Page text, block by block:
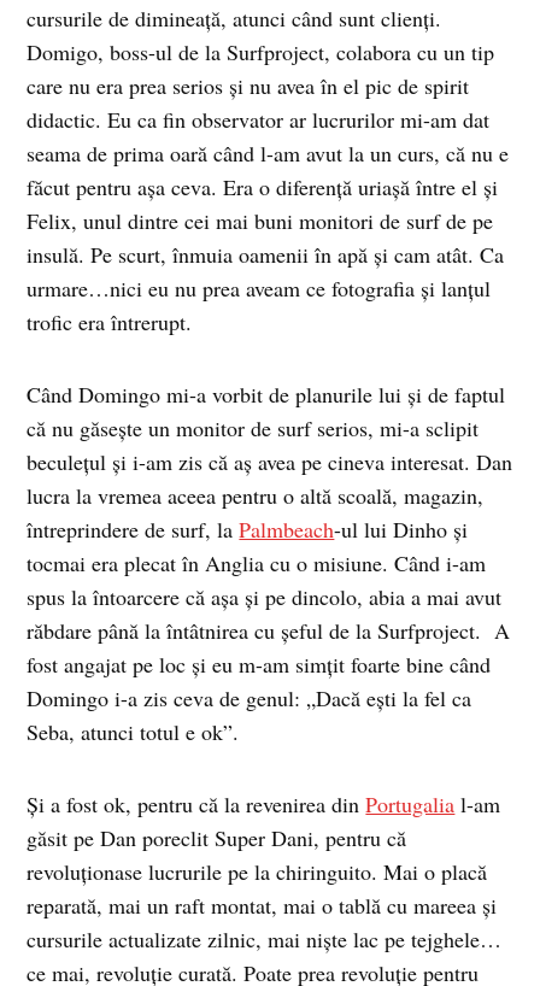
cursurile de dimineaţă, atunci când sunt clienţi.
Domigo, boss-ul de la Surfproject, colabora cu un tip
care nu era prea serios şi nu avea în el pic de spirit
didactic. Eu ca fin observator ar lucrurilor mi-am dat
seama de prima oară când l-am avut la un curs, că nu e
făcut pentru aşa ceva. Era o diferenţă uriaşă între el şi
Felix, unul dintre cei mai buni monitori de surf de pe
insulă. Pe scurt, înmuia oamenii în apă şi cam atât. Ca
urmare…nici eu nu prea aveam ce fotografia şi lanţul
trofic era întrerupt.
Când Domingo mi-a vorbit de planurile lui şi de faptul
că nu găseşte un monitor de surf serios, mi-a sclipit
beculeţul şi i-am zis că aş avea pe cineva interesat. Dan
lucra la vremea aceea pentru o altă scoală, magazin,
întreprindere de surf, laPalmbeach-ul lui Dinho şi
tocmai era plecat în Anglia cu o misiune. Când i-am
spus la întoarcere că aşa şi pe dincolo, abia a mai avut
răbdare până la întâtnirea cu şeful de la Surfproject. A
fost angajat pe loc şi eu m-am simţit foarte bine când
Domingo i-a zis ceva de genul: „Dacă eşti la fel ca
Seba, atunci totul e ok”.
Și a fost ok, pentru că la revenirea dinPortugalia l-am
găsit pe Dan poreclit Super Dani, pentru că
revoluționase lucrurile pe la chiringuito. Mai o placă
reparată, mai un raft montat, mai o tablă cu mareea şi
cursurile actualizate zilnic, mai nişte lac pe tejghele…
ce mai, revoluţie curată. Poate prea revoluţie pentru